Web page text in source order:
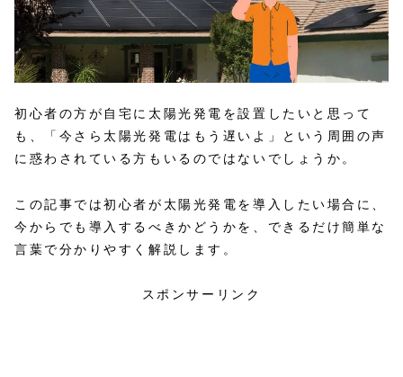
初心者の方が自宅に太陽光発電を設置したいと思って
も、「今さら太陽光発電はもう遅いよ」という周囲の声
に惑わされている方もいるのではないでしょうか。
この記事では初心者が太陽光発電を導入したい場合に、
今からでも導入するべきかどうかを、できるだけ簡単な
言葉で分かりやすく解説します。
スポンサーリンク